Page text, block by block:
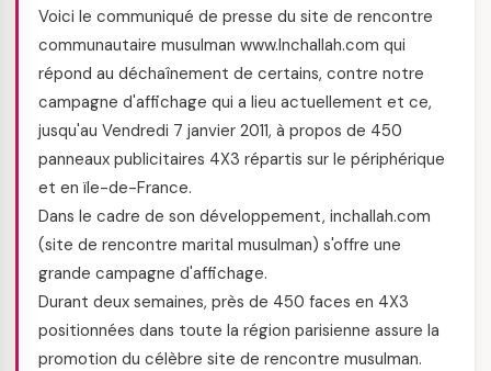
Voici le communiqué de presse du site de rencontre
communautaire musulman www.Inchallah.com qui
répond au déchaînement de certains, contre notre
campagne d'affichage qui a lieu actuellement et ce,
jusqu'au Vendredi 7 janvier 2011, à propos de 450
panneaux publicitaires 4X3 répartis sur le périphérique
et en ïle-de-France.
Dans le cadre de son développement, inchallah.com
(site de rencontre marital musulman) s'offre une
grande campagne d'affichage.
Durant deux semaines, près de 450 faces en 4X3
positionnées dans toute la région parisienne assure la
promotion du célèbre site de rencontre musulman.